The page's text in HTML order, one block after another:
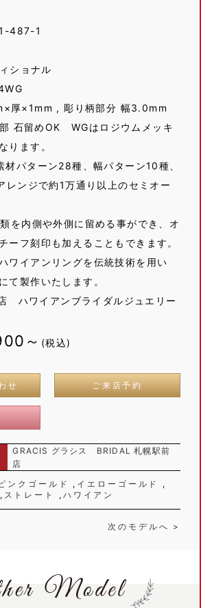
487-1
ショナル
厚×1mm , 彫り柄部分 幅3.0mm
石留めOK WGはロジウムメッキ
ります。
材パターン28種、幅パターン10種、
レンジで約1万通り以上のセミオー
を内側や外側に留める事ができ、オ
ーフ刻印も加えることもできます。
ワイアンリングを伝統技術を用い
て製作いたします。
ハワイアンブライダルジュエリー
～ (税込)
せ ご来店予約
GRACIS グラシス BRIDAL 札幌駅前
店
ンクゴールド
イエローゴールド
ストレート ハワイアン
次のモデルへ >